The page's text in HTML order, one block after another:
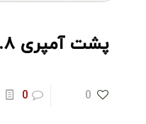
پشت آمپری ۳.۸ به ۱۰ پرچی
0
0